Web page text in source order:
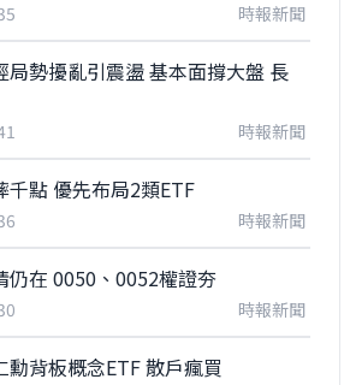
時報新聞
局勢擾亂引震盪 基本面撐大盤 長
時報新聞
千點 優先布局2類ETF
時報新聞
仍在 0050、0052權證夯
時報新聞
勳背板概念ETF 散戶瘋買